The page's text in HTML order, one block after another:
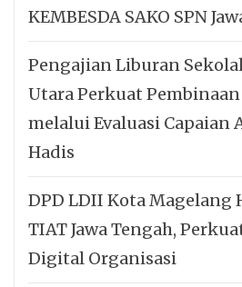
KEMBESDA SAKO SPN
Pengajian Liburan
Utara Perkuat
melalui Evaluasi Capaian
Hadis
DPD LDII Kota Magelang
TIAT Jawa Tengah,
Digital Organisasi